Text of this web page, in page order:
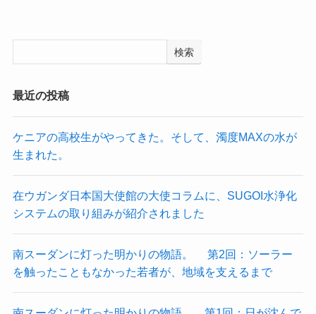
検索
最近の投稿
ケニアの高校生がやってきた。そして、濁度MAXの水が
生まれた。
在ウガンダ日本国大使館の大使コラムに、SUGOI水浄化
システムの取り組みが紹介されました
南スーダンに灯った明かりの物語。 第2回：ソーラー
を触ったこともなかった若者が、地域を支えるまで